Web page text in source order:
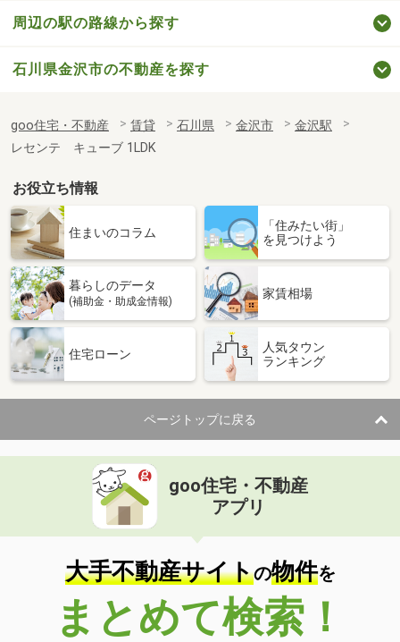
周辺の駅の路線から探す
石川県金沢市の不動産を探す
goo住宅・不動産 賃貸 石川県 金沢市
金沢駅
レセンテ キューブ 1LDK
お役立ち情報
住まいのコラム
「住みたい街」
を見つけよう
暮らしのデータ
(補助金・助成金情報)
家賃相場
住宅ローン
人気タウン
ランキング
ページトップに戻る
goo住宅・不動産
アプリ
大手不動産サイトの物件を
まとめて検索！